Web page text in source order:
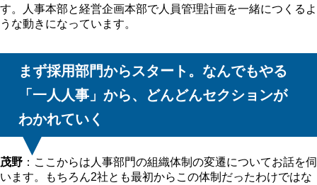
す。人事本部と経営企画本部で人員管理計画を一緒につくるよ
うな動きになっています。
まず採用部門からスタート。なんでもやる
「一人人事」から、どんどんセクションが
わかれていく
茂野 ：ここからは人事部門の組織体制の変遷についてお話を伺
います。もちろん2社とも最初からこの体制だったわけではな